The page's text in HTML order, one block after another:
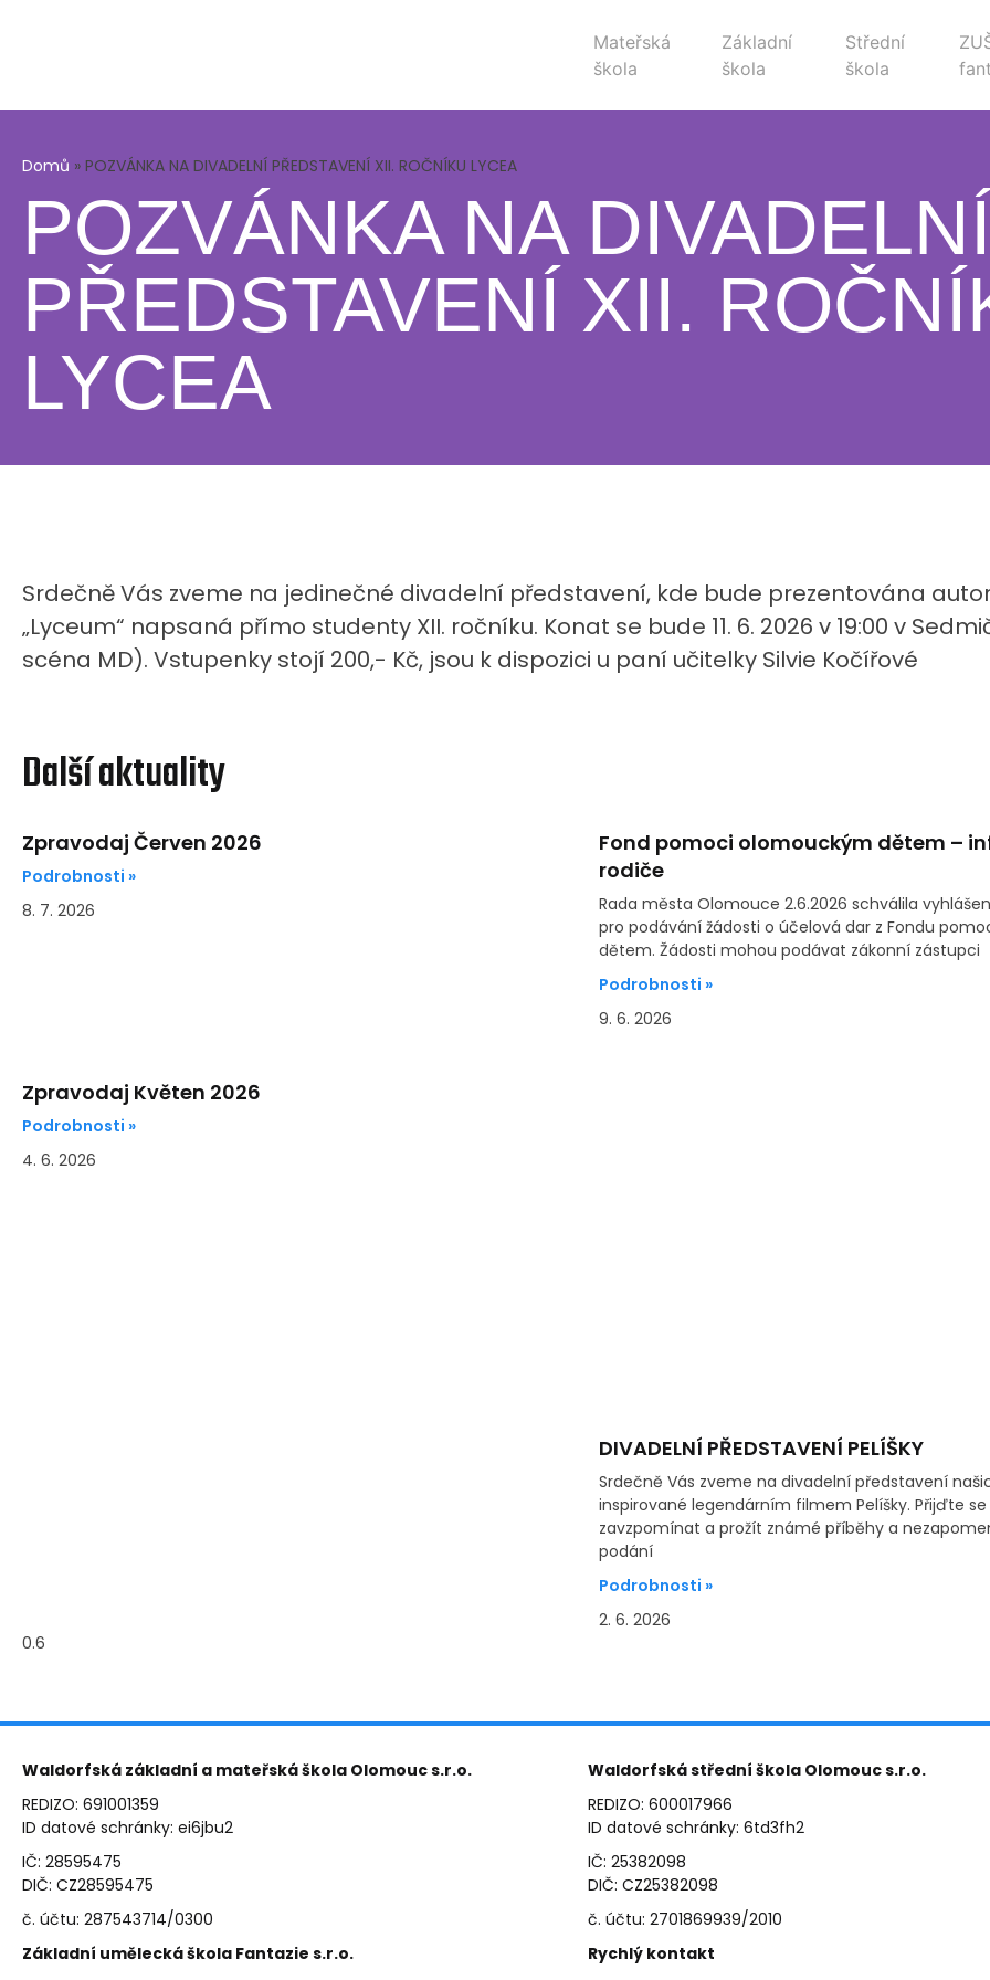
Mateřská
škola
Základní
škola
Střední
škola
Domů » POZVÁNKA NA DIVADELNÍ PŘEDSTAVENÍ XII. ROČNÍKU LYCEA
POZVÁNKA NA DIVADELNÍ
PŘEDSTAVENÍ XII.
LYCEA
Srdečně Vás zveme na jedinečné divadelní představení, kde bude prezentována
„Lyceum“ napsaná přímo studenty XII. ročníku. Konat se bude 11. 6. 2026 v 19:00 v
scéna MD). Vstupenky stojí 200,- Kč, jsou k dispozici u paní učitelky Silvie Kočířové
Další aktuality
Zpravodaj Červen 2026
Podrobnosti »
8. 7. 2026
Fond pomoci olomouckým dětem –
rodiče
Rada města Olomouce 2.6.2026 schválila
pro podávání žádosti o účelová dar z Fondu
dětem. Žádosti mohou podávat zákonní zástupci
Podrobnosti »
9. 6. 2026
Zpravodaj Květen 2026
Podrobnosti »
4. 6. 2026
DIVADELNÍ PŘEDSTAVENÍ PELÍŠKY
Srdečně Vás zveme na divadelní představení
inspirované legendárním filmem Pelíšky. Přijďte
zavzpomínat a prožít známé příběhy a
podání
Podrobnosti »
2. 6. 2026
Waldorfská základní a mateřská škola Olomouc s.r.o.
REDIZO: 691001359
ID datové schránky: ei6jbu2
IČ: 28595475
DIČ: CZ28595475
č. účtu: 287543714/0300
Waldorfská střední škola Olomouc s.r.o.
REDIZO: 600017966
ID datové schránky: 6td3fh2
IČ: 25382098
DIČ: CZ25382098
č. účtu: 2701869939/2010
Základní umělecká škola Fantazie s.r.o.
Rychlý kontakt